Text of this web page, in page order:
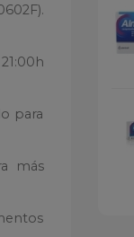
para
más